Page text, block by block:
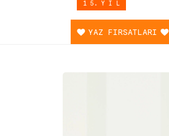
1 5. Y I L
YAZ FIRSATLARI